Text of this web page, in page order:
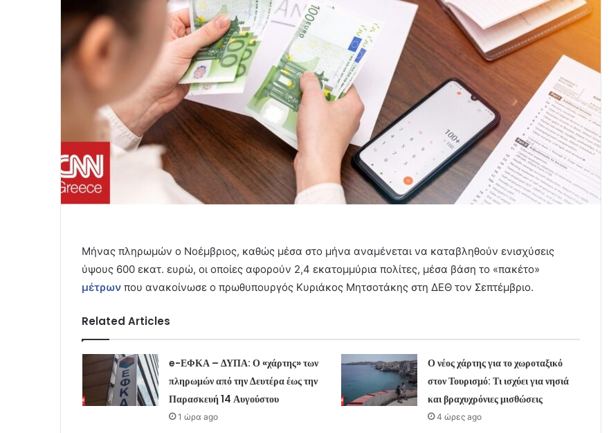
Μήνας πληρωμών ο Νοέμβριος, καθώς μέσα στο μήνα αναμένεται να καταβληθούν ενισχύσεις
ύψους 600 εκατ. ευρώ, οι οποίες αφορούν 2,4 εκατομμύρια πολίτες, μέσα βάση το «πακέτο»
μέτρων που ανακοίνωσε ο πρωθυπουργός Κυριάκος Μητσοτάκης στη ΔΕΘ τον Σεπτέμβριο.
Related Articles
e-ΕΦΚΑ – ΔΥΠΑ: Ο «χάρτης» των
πληρωμών από την Δευτέρα έως την
Παρασκευή 14 Αυγούστου
1 ώρα ago
Ο νέος χάρτης για το χωροταξικό
στον Τουρισμό: Τι ισχύει για νησιά
και βραχυχρόνιες μισθώσεις
4 ώρες ago